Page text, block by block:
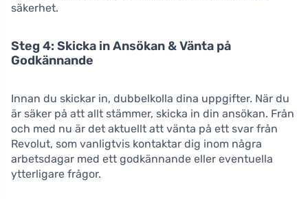
säkerhet.
Steg 4: Skicka in Ansökan & Vänta på
Godkännande
Innan du skickar in, dubbelkolla dina uppgifter. När du
är säker på att allt stämmer, skicka in din ansökan. Från
och med nu är det aktuellt att vänta på ett svar från
Revolut, som vanligtvis kontaktar dig inom några
arbetsdagar med ett godkännande eller eventuella
ytterligare frågor.